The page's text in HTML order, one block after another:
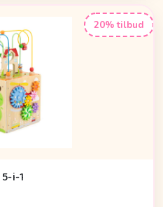
20% tilbud
i-1